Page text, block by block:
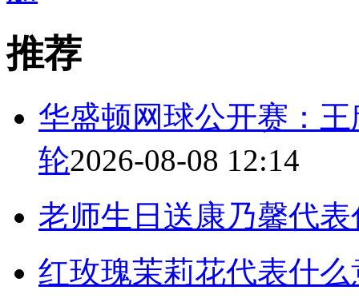
推荐
华盛顿网球公开赛：
轮2026-08-08 12:14
老师生日送康乃馨代
红玫瑰茉莉花代表什